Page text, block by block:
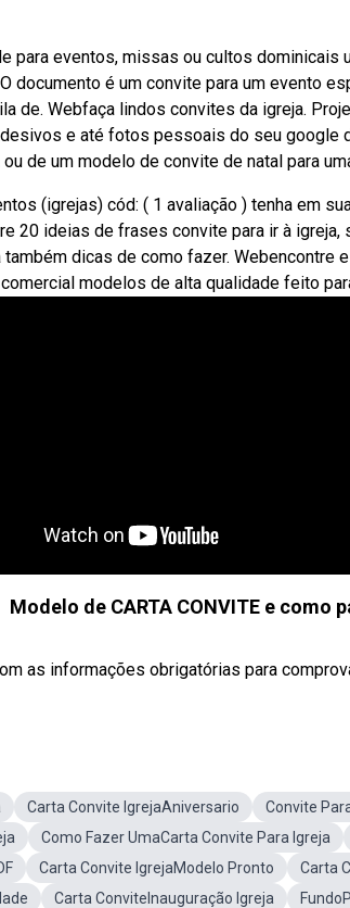
para eventos, missas ou cultos
documento é um convite para um evento
de. Webfaça lindos convites da igreja.
e até fotos pessoais do seu google
de um modelo de convite de natal para
(igrejas) cód: ( 1 avaliação ) tenha em
20 ideias de frases convite para ir à igreja,
dicas de como fazer. Webencontre
modelos de alta qualidade feito
Modelo de CARTA CONVITE e como
as informações obrigatórias para
Carta Convite IgrejaAniversario Convite
Como Fazer UmaCarta Convite Para Igreja
Carta Convite IgrejaModelo Pronto
Carta
Carta ConviteInauguração Igreja